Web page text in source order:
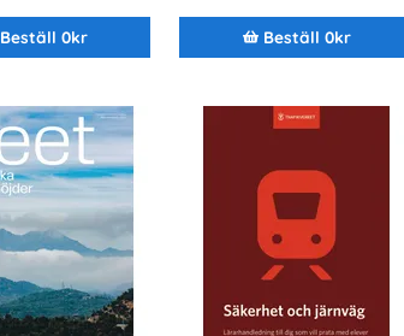
Beställ 0kr Beställ 0kr